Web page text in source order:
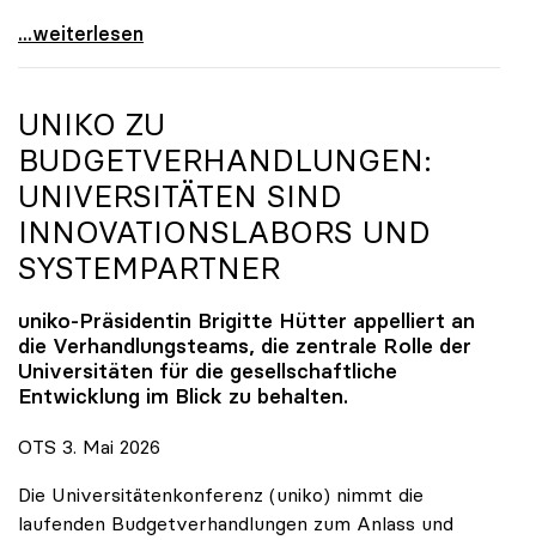
\"Österreich ist für die heimischen Universitäten
...weiterlesen
UNIKO ZU
BUDGETVERHANDLUNGEN:
UNIVERSITÄTEN SIND
INNOVATIONSLABORS UND
SYSTEMPARTNER
uniko-Präsidentin Brigitte Hütter appelliert an
die Verhandlungsteams, die zentrale Rolle der
Universitäten für die gesellschaftliche
Entwicklung im Blick zu behalten.
OTS 3. Mai 2026
Die Universitätenkonferenz (uniko) nimmt die
laufenden Budgetverhandlungen zum Anlass und